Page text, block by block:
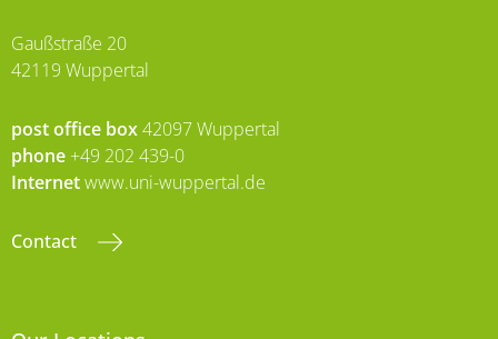
Gaußstraße 20
42119 Wuppertal
post office box42097 Wuppertal
phone +49 202 439-0
Internetwww.uni-wuppertal.de
Contact